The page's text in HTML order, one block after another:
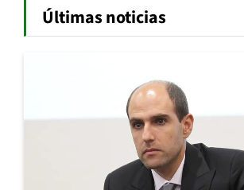
Últimas noticias